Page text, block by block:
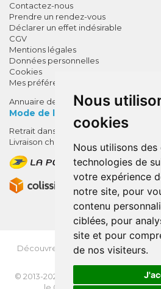
Nous
cookies
Nous utilisons
technologies de
votre expérience
notre site, pour
contenu
ciblées, pour
site et pour
de nos visiteurs.
Contactez-nous
Prendre un rendez-vous
Déclarer un effet indésirable
CGV
Mentions légales
Données personnelles
Cookies
Mes préférences Cookies
Annuaire des pharmacies
Mode de livraison
Retrait dans la pharmacie
Livraison chez vous
Découvrez OrdoFlash.fr
© 2013-2026
- Tous droits
SUR
*
utilisez